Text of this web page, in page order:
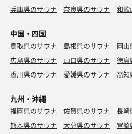
兵庫県のサウナ
奈良県のサウナ 和歌
中国・四国
鳥取県のサウナ 島根県のサウナ
岡山
広島県のサウナ
山口県のサウナ
徳島
香川県のサウナ
愛媛県のサウナ 高知
九州・沖縄
福岡県のサウナ 佐賀県のサウナ
長崎
熊本県のサウナ
大分県のサウナ
宮崎